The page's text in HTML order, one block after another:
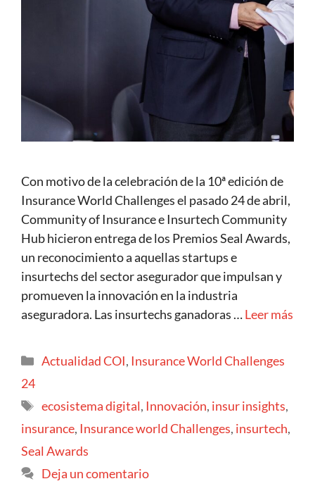
Con motivo de la celebración de la 10ª edición de
Insurance World Challenges el pasado 24 de abril,
Community of Insurance e Insurtech Community
Hub hicieron entrega de los Premios Seal Awards,
un reconocimiento a aquellas startups e
insurtechs del sector asegurador que impulsan y
promueven la innovación en la industria
aseguradora. Las insurtechs ganadoras …Leer más
Actualidad COI, Insurance World Challenges
24
ecosistema digital, Innovación, insur insights,
insurance, Insurance world Challenges, insurtech,
Seal Awards
Deja un comentario